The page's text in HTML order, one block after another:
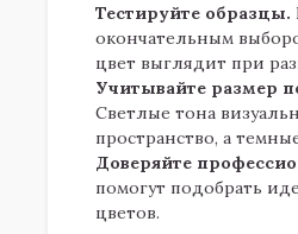
Тестируйте образцы.
окончательным
цвет выглядит при
Учитывайте размер
Светлые тона
пространство, а
Доверяйте
помогут подобрать
цветов.